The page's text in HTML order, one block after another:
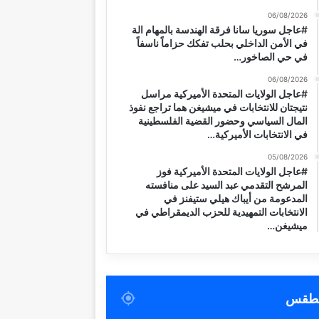
06/08/2026
#عاجل سوريا سانا فرقة الهندسة بالمهام الة
في الأمن الداخلي بحلب تفكك حزاماً ناسفاً
في حي الصاخور…
06/08/2026
#عاجل الولايات المتحدة الأميركية مراسل
نتيجتان للانتخابات في ميشيغن هما تراجع نفوذ
المال السياسي وحضور القضية الفلسطينية
في الانتخابات الأميركية…
05/08/2026
#عاجل الولايات المتحدة الأميركية فوز
المرشح التقدمي عبد السيد على منافسته
المدعومة من أيباك هيلي ستيفنز في
الانتخابات التمهيدية للحزب الديمقراطي في
ميشيغن…